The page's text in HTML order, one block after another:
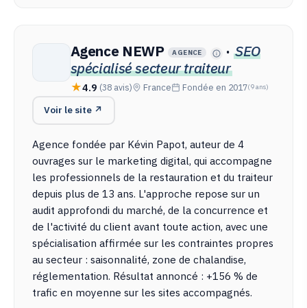
Agence NEWP AGENCE · SEO
spécialisé secteur traiteur
4.9 (38 avis) France Fondée en 2017(9 ans)
Voir le site ↗
Agence fondée par Kévin Papot, auteur de 4
ouvrages sur le marketing digital, qui accompagne
les professionnels de la restauration et du traiteur
depuis plus de 13 ans. L'approche repose sur un
audit approfondi du marché, de la concurrence et
de l'activité du client avant toute action, avec une
spécialisation affirmée sur les contraintes propres
au secteur : saisonnalité, zone de chalandise,
réglementation. Résultat annoncé : +156 % de
trafic en moyenne sur les sites accompagnés.